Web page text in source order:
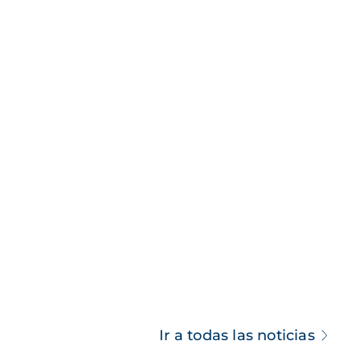
Ir a todas las noticias